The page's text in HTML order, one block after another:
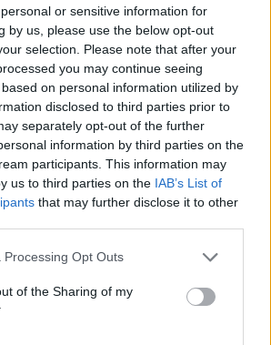
or sensitive information for
by us, please use the below opt-out
selection. Please note that after your
you may continue seeing
on personal information utilized by
disclosed to third parties prior to
separately opt-out of the further
information by third parties on the
participants. This information may
us to third parties on the IAB’s List of
that may further disclose it to other
Processing Opt Outs
of the Sharing of my